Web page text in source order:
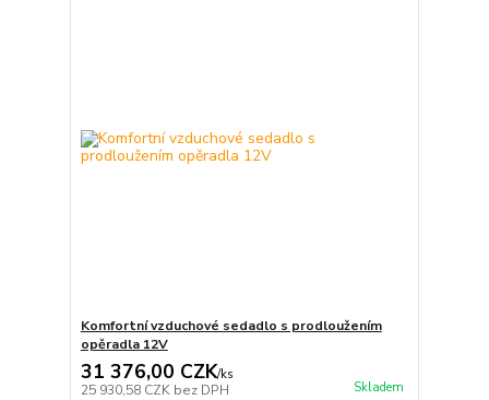
Komfortní vzduchové sedadlo s prodloužením
opěradla 12V
31 376,00 CZK/ks
25 930,58 CZK bez DPH Skladem